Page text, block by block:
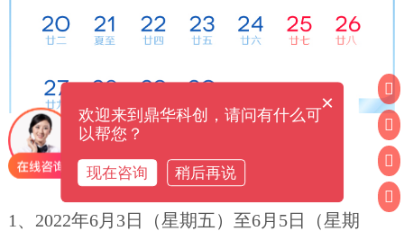
1、2022年6月3日（星期五）至6月5日（星期
×
欢迎来到鼎华科创，请问有什么可
以帮您？
现在咨询 稍后再说